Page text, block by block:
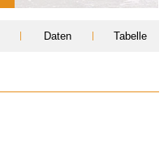
Daten Tabelle